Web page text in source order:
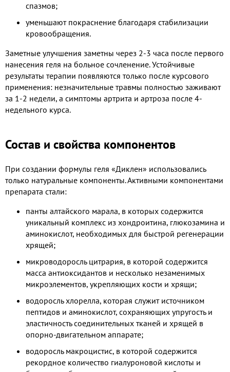
спазмов;
уменьшают покраснение благодаря стабилизации
кровообращения.
Заметные улучшения заметны через 2-3 часа после первого
нанесения геля на больное сочленение. Устойчивые
результаты терапии появляются только после курсового
применения: незначительные травмы полностью заживают
за 1-2 недели, а симптомы артрита и артроза после 4-
недельного курса.
Состав и свойства компонентов
При создании формулы геля «Диклен» использовались
только натуральные компоненты. Активными компонентами
препарата стали:
панты алтайского марала, в которых содержится
уникальный комплекс из хондроитина, глюкозамина и
аминокислот, необходимых для быстрой регенерации
хрящей;
микроводоросль цитрария, в которой содержится
масса антиоксидантов и несколько незаменимых
микроэлементов, укрепляющих кости и хрящи;
водоросль хлорелла, которая служит источником
пептидов и аминокислот, сохраняющих упругость и
эластичность соединительных тканей и хрящей в
опорно-двигательном аппарате;
водоросль макроцистис, в которой содержится
рекордное количество гиалуроновой кислоты и